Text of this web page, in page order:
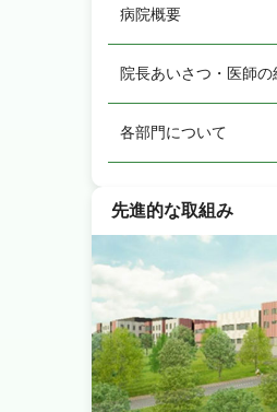
病院概要
院長あいさつ・医師の
各部門について
先進的な取組み